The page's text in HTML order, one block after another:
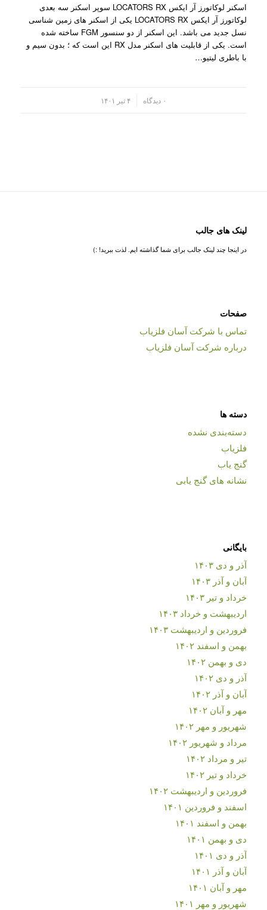
اسکنر لوکاتورز آر ایکس LOCATORS RX سوپر اسکنر سه بعدی
لوکاتورز آر ایکس LOCATORS RX یکی از اسکنر های زمین شناسی
نسل جدید می باشد. این اسکنر از دو سنسور FGM ساخته شده
است. یکی از قابلیت های اسکنر مدل RX این است که ؛ بدون سیم و
با باطری لیتیو…
۰ دیدگاه ۴ تیر ۱۴۰۱
لینک های جالب
در اینجا چند لینک جالب برای شما گذاشته ایم. لذت ببرید! :)
صفحات
تماس با شرکت آسان فلزیاب
درباره شرکت آسان فلزیاب
دسته ها
دسته‌بندی نشده
فلزیاب
گنج یاب
نشانه های گنج یابی
بایگانی
آذر و دی ۱۴۰۳
آبان و آذر ۱۴۰۳
خرداد و تیر ۱۴۰۳
اردیبهشت و خرداد ۱۴۰۳
فروردین و اردیبهشت ۱۴۰۳
بهمن و اسفند ۱۴۰۲
دی و بهمن ۱۴۰۲
آذر و دی ۱۴۰۲
آبان و آذر ۱۴۰۲
مهر و آبان ۱۴۰۲
شهریور و مهر ۱۴۰۲
مرداد و شهریور ۱۴۰۲
تیر و مرداد ۱۴۰۲
خرداد و تیر ۱۴۰۲
فروردین و اردیبهشت ۱۴۰۲
اسفند و فروردین ۱۴۰۱
بهمن و اسفند ۱۴۰۱
دی و بهمن ۱۴۰۱
آذر و دی ۱۴۰۱
آبان و آذر ۱۴۰۱
مهر و آبان ۱۴۰۱
شهریور و مهر ۱۴۰۱